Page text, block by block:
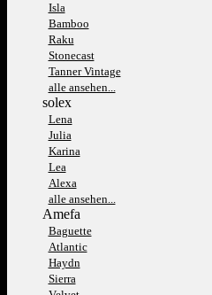
Isla
Bamboo
Raku
Stonecast
Tanner Vintage
alle ansehen...
solex
Lena
Julia
Karina
Lea
Alexa
alle ansehen...
Amefa
Baguette
Atlantic
Haydn
Sierra